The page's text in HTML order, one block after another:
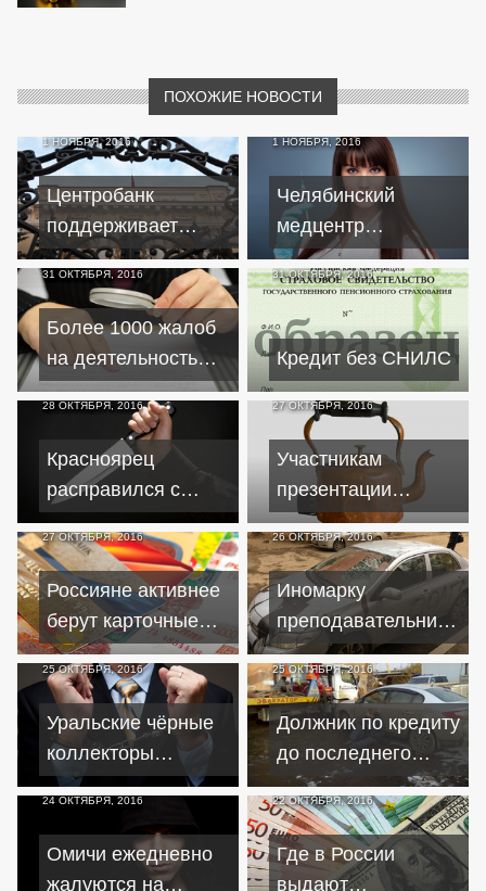
ПОХОЖИЕ НОВОСТИ
1 НОЯБРЯ, 2016
Центробанк
поддерживает
открытие вкладов и
препятствует
выдаче кредитов
1 НОЯБРЯ, 2016
Челябинский
медцентр
хитростью заставил
пенсионерку взять
100-тысячный
кредит
31 ОКТЯБРЯ, 2016
Более 1000 жалоб
на деятельность
банков и МФО
свердловский
Роспотребнадзор
31 ОКТЯБРЯ, 2016
Кредит без СНИЛС
28 ОКТЯБРЯ, 2016
Красноярец
расправился с
зятем за
неоплаченные
кредиты
27 ОКТЯБРЯ, 2016
Участникам
презентации
рецептов в Курске
навязали 80-
тысячные кредиты
на посуду
27 ОКТЯБРЯ, 2016
Россияне активнее
берут карточные
кредиты
26 ОКТЯБРЯ, 2016
Иномарку
преподавательницы
университета
испортили
неустановленные
коллекторы
25 ОКТЯБРЯ, 2016
Уральские чёрные
коллекторы
отделались
25 ОКТЯБРЯ, 2016
Должник по кредиту
до последнего
защищал
"дармовую"
иномарку
24 ОКТЯБРЯ, 2016
Омичи ежедневно
жалуются на
22 ОКТЯБРЯ, 2016
Где в России
выдают